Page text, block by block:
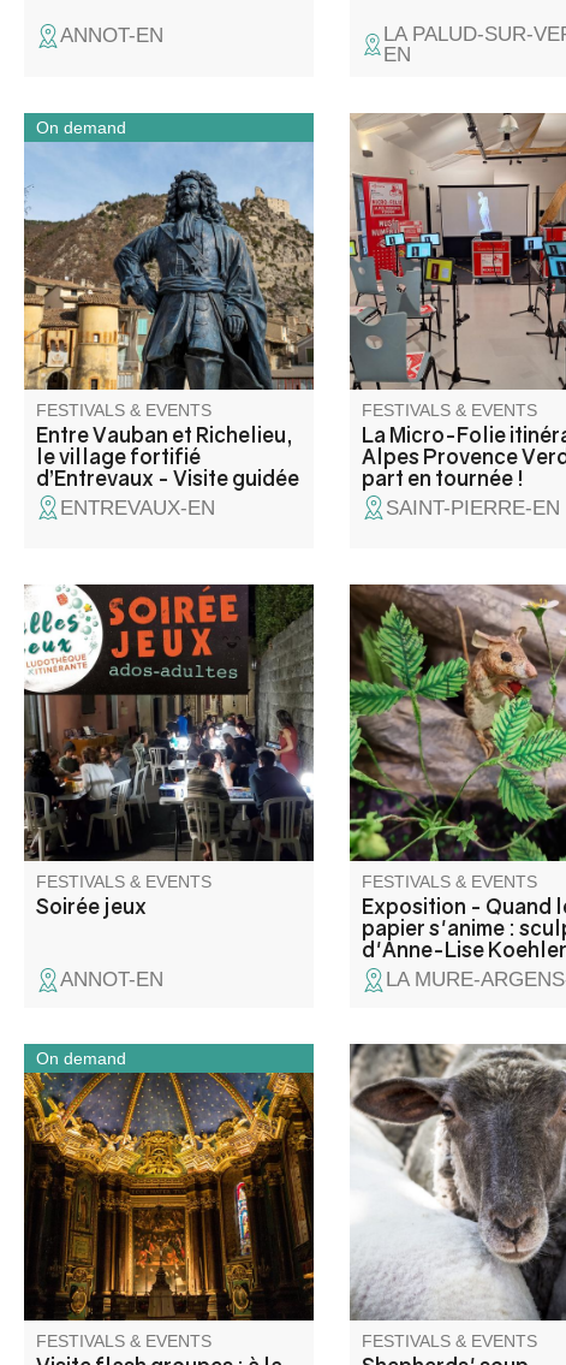
ANNOT-EN
LA PALUD-SUR-
EN
d’Entrevaux à la découverte
d’une cité fortifiée médiévale.
FESTIVALS & EVENTS
Entre Vauban et Richelieu,
le village fortifié
d’Entrevaux - Visite guidée
groupe
On demand
ENTREVAUX-EN
La Micro-Folie itinérante
Provence Verdon
Saint-Pierre ! La Micro-
c'est un musée
espace de réalité
fablab et une
programmation riche et
vous attend pour petits et
grands.
FESTIVALS & EVENTS
La Micro-Folie
Alpes Provence
part en tournée !
SAINT-PIERRE-EN
Découverte de jeux divers :
coopération, ambiance,
stratégie, enquête, aventure …
pour ados-adultes animé par la
ludothèque itinérante Bulles à
jeux.
FESTIVALS & EVENTS
Soirée jeux
ANNOT-EN
This summer, come and
discover the work of
Koehler at the Musée
Intercommunal. A multi-
disciplinary artist,
visual artist and artistic
she has been shaping a
where paper becomes
matter for over twenty
FESTIVALS & EVENTS
Exposition - Quand
papier s'anime :
d'Anne-Lise Koehler
LA MURE-
Partez à la découverte de la
cathédrale Notre-Dame-de-
l’Assomption lors d’une visite
flash guidée spécialement
conçue pour les groupes. En
un temps court, elle dévoile
son histoire, ses décors et les
éléments essentiels qui ont
marqué la vie de la cité.
FESTIVALS & EVENTS
On demand
Join us for the
the festival of the
"démontagnée", to
moment of conviviality
taste the shepherds'
prepared by the villagers.
FESTIVALS & EVENTS